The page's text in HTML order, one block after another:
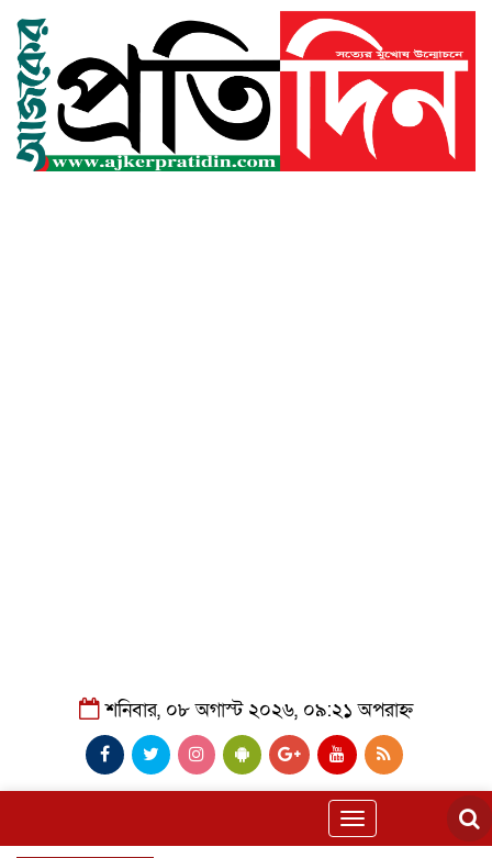
শনিবার, ০৮ অগাস্ট ২০২৬, ০৯:২১ অপরাহ্ন
Toggle
navigation